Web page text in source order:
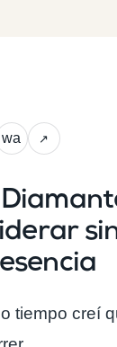
wa ↗
tiempo creí